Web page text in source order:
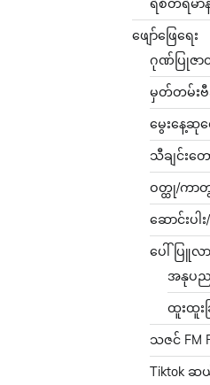
ရဲစိတ်ရဲမာန်
ဖျော်ဖြေရေး
ဂုဏ်ပြုဇာ
မှတ်တမ်းဗီ
မွေးနေ့ဆုတ
သီချင်းတေ
ဝတ္ထု/ကာတွ
ဆောင်းပါး/
ပေါ်ပြူလ
အနုပည
ထူးထူးခ
သဇင် FM
Tiktok ဆ